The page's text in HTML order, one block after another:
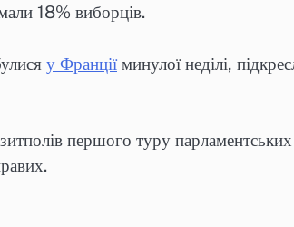
18% виборців.
у Франції минулої неділі,
першого туру